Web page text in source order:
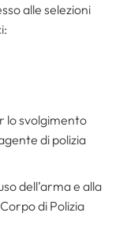
alle selezioni
lo svolgimento
di polizia
dell’arma e alla
di Polizia